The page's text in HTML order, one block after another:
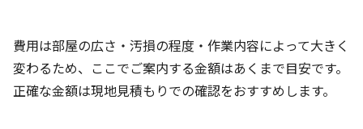
費用は部屋の広さ・汚損の程度・作業内容によって大きく
変わるため、ここでご案内する金額はあくまで目安です。
正確な金額は現地見積もりでの確認をおすすめします。